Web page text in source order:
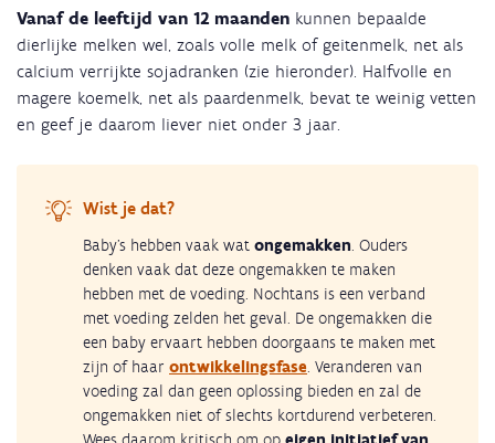
Vanaf de leeftijd van 12 maanden kunnen bepaalde
dierlijke melken wel, zoals volle melk of geitenmelk, net als
calcium verrijkte sojadranken (zie hieronder). Halfvolle en
magere koemelk, net als paardenmelk, bevat te weinig vetten
en geef je daarom liever niet onder 3 jaar.
Wist je dat?
Baby's hebben vaak wat ongemakken. Ouders
denken vaak dat deze ongemakken te maken
hebben met de voeding. Nochtans is een verband
met voeding zelden het geval. De ongemakken die
een baby ervaart hebben doorgaans te maken met
zijn of haar ontwikkelingsfase. Veranderen van
voeding zal dan geen oplossing bieden en zal de
ongemakken niet of slechts kortdurend verbeteren.